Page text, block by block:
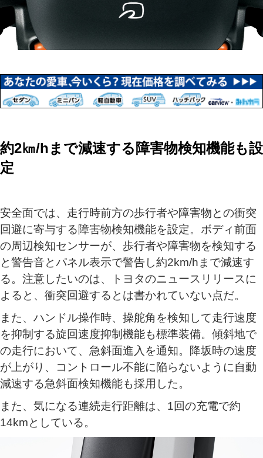
約2㎞/hまで減速する障害物検知機能も設
定
安全面では、走行時前方の歩行者や障害物との衝突
回避に寄与する障害物検知機能を設定。ボディ前面
の周辺検知センサーが、歩行者や障害物を検知する
と警告音とパネル表示で警告し約2km/hまで減速す
る。注意したいのは、トヨタのニュースリリースに
よると、衝突回避するとは書かれていない点だ。
また、ハンドル操作時、操舵角を検知して走行速度
を抑制する旋回速度抑制機能も標準装備。傾斜地で
の走行において、急斜面進入を通知。降坂時の速度
が上がり、コントロール不能に陥らないように自動
減速する急斜面検知機能も採用した。
また、気になる連続走行距離は、1回の充電で約
14kmとしている。